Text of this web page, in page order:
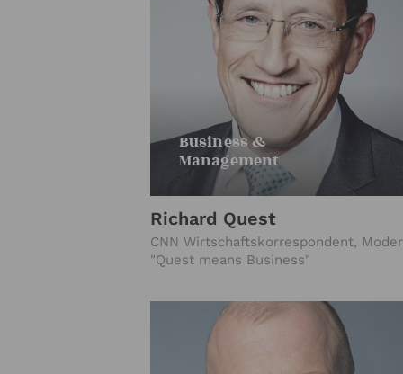
Business &
Management
Richard Quest
CNN Wirtschaftskorrespondent,
"Quest means Business"